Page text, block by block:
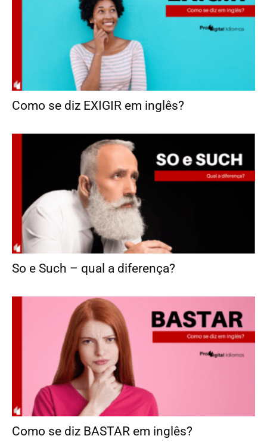
Como se diz EXIGIR em inglês?
So e Such – qual a diferença?
Como se diz BASTAR em inglês?